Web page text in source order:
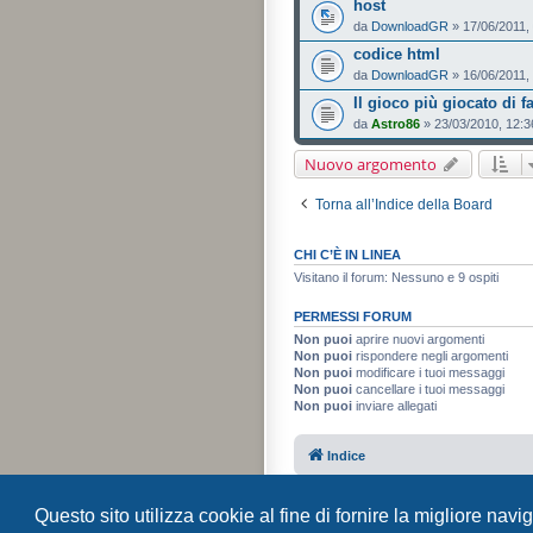
Questo sito utilizza cookie al fine di fornire la migliore
host
da DownloadGR » 17/06/2011,
codice html
da DownloadGR » 16/06/2011,
Il gioco più giocato di
da Astro86 » 23/03/2010,
Nuovo argomento
Torna all’Indice della Board
CHI C’È IN LINEA
Visitano il forum: Nessuno e 9 ospiti
PERMESSI FORUM
Non puoi aprire nuovi argomenti
Non puoi rispondere negli argomenti
Non puoi modificare i tuoi messaggi
Non puoi cancellare i tuoi messaggi
Non puoi inviare allegati
Indice